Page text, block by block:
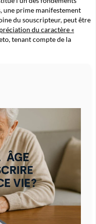
une prime manifestement
du souscripteur, peut être
du caractère «
tenant compte de la